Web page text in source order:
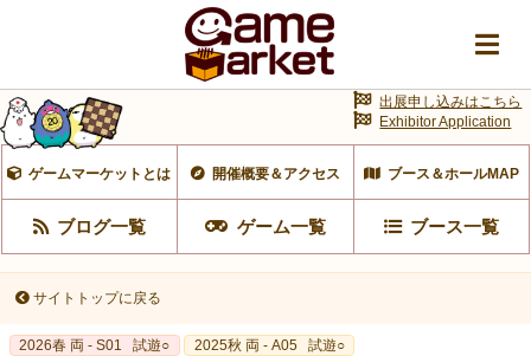
ゲームマーケットとは 開催概要＆アクセス ブース＆ホールMAP
ブログ一覧 ゲーム一覧 ブース一覧
出展申し込みはこちら
Exhibitor Application
サイトトップに戻る
2026春 両 - S01 試遊○ 2025秋 両 - A05 試遊○